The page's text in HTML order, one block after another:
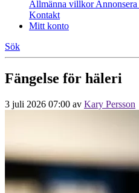
Allmänna villkorAnnonsera
Kontakt
Mitt konto
Sök
Fängelse för häleri
3 juli 2026 07:00 av Kary Persson